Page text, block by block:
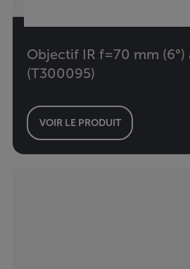
Objectif IR f=70 mm
(T300095)
VOIR LE PRODUIT